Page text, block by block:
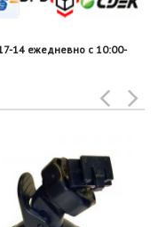
14 ежедневно с 10:00-